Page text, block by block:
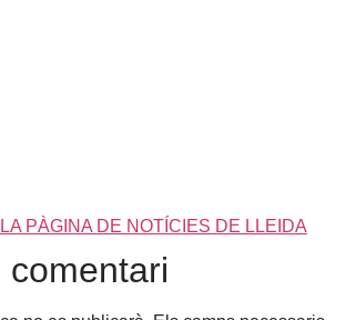
PÀGINA DE NOTÍCIES DE LLEIDA
comentari